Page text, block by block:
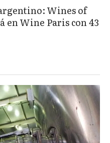
Wines of
en Wine Paris con 43